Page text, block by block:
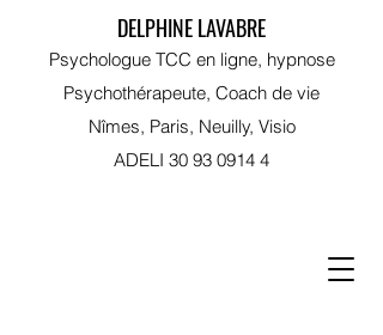
Psychologue TCC en ligne, hypnose
Psychothérapeute, Coach de vie
Nîmes, Paris, Neuilly, Visio
ADELI 30 93 0914 4
DELPHINE LAVABRE